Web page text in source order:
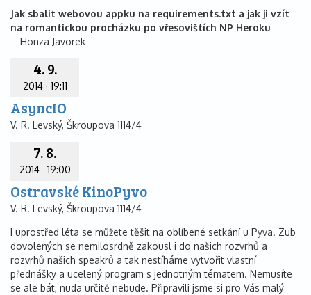
Jak sbalit webovou appku na requirements.txt a jak ji vzít
na romantickou procházku po vřesovištích NP Heroku
Honza Javorek
4. 9.
2014· 19:11
AsyncIO
V. R. Levský, Škroupova 1114/4
7. 8.
2014· 19:00
Ostravské KinoPyvo
V. R. Levský, Škroupova 1114/4
I uprostřed léta se můžete těšit na oblíbené setkání u Pyva. Zub
dovolených se nemilosrdně zakousl i do našich rozvrhů a
rozvrhů našich speakrů a tak nestíháme vytvořit vlastní
přednášky a ucelený program s jednotným tématem. Nemusíte
se ale bát, nuda určitě nebude. Připravili jsme si pro Vás malý